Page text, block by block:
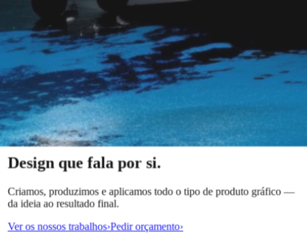
Bookpaper
Design quefalapor si.
Criamos, produzimos e aplicamos todo o tipo de produto gráfico —
da ideia ao resultado final.
Ver os nossos trabalhos›Pedir orçamento›